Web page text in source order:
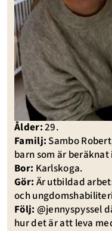
Ålder:29.
Familj:Sambo
barn som är beräknat
Bor: Karlskoga.
Gör: Är utbildad
och
Följ: @jennyspyssel
hur det är att leva